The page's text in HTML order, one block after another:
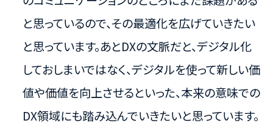
と思っているので、その最適化を広げていきたい
と思っています。あとDXの文脈だと、デジタル化
しておしまいではなく、デジタルを使って新しい価
値や価値を向上させるといった、本来の意味での
DX領域にも踏み込んでいきたいと思っています。